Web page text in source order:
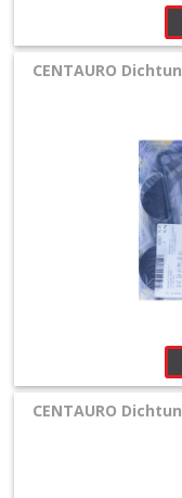
CENTAURO
CENTAURO